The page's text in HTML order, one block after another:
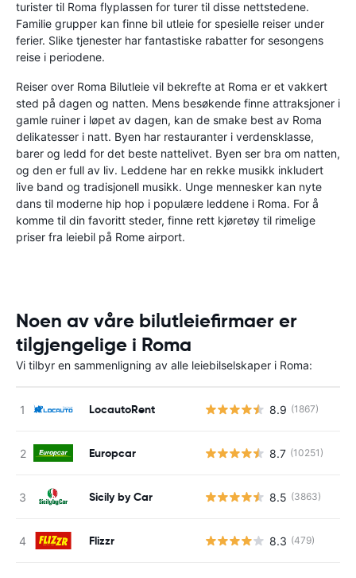
turister til Roma flyplassen for turer til disse nettstedene.
Familie grupper kan finne bil utleie for spesielle reiser under
ferier. Slike tjenester har fantastiske rabatter for sesongens
reise i periodene.
Reiser over Roma Bilutleie vil bekrefte at Roma er et vakkert
sted på dagen og natten. Mens besøkende finne attraksjoner i
gamle ruiner i løpet av dagen, kan de smake best av Roma
delikatesser i natt. Byen har restauranter i verdensklasse,
barer og ledd for det beste nattelivet. Byen ser bra om natten,
og den er full av liv. Leddene har en rekke musikk inkludert
live band og tradisjonell musikk. Unge mennesker kan nyte
dans til moderne hip hop i populære leddene i Roma. For å
komme til din favoritt steder, finne rett kjøretøy til rimelige
priser fra leiebil på Rome airport.
Noen av våre bilutleiefirmaer er
tilgjengelige i Roma
Vi tilbyr en sammenligning av alle leiebilselskaper i Roma:
LocautoRent 8.9 (1867)
Europcar 8.7 (10251)
Sicily by Car 8.5 (3863)
Flizzr 8.3 (479)